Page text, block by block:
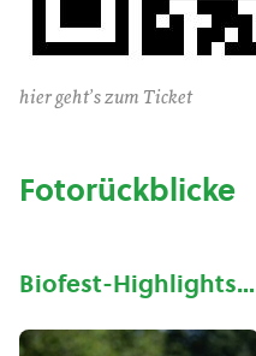
hier geht’s zum Ticket
Fotorückblicke
Biofest-Highlights…